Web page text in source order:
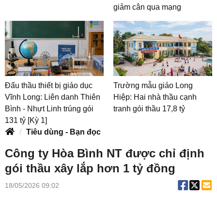
giảm cân qua mạng
Đấu thầu thiết bị giáo dục
Vĩnh Long: Liên danh Thiên
Bình - Nhựt Linh trúng gói
131 tỷ [Kỳ 1]
Trường mẫu giáo Long
Hiệp: Hai nhà thầu cạnh
tranh gói thầu 17,8 tỷ
Tiêu dùng - Bạn đọc
Công ty Hòa Bình NT được chỉ định
gói thầu xây lắp hơn 1 tỷ đồng
18/05/2026 09:02